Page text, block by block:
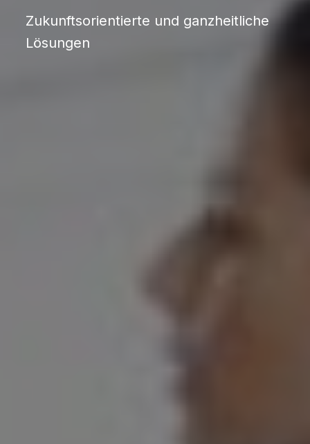
Zukunftsorientierte und ganzheitliche
Lösungen